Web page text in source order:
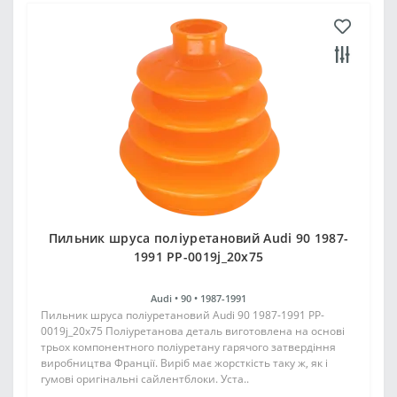
Пильник шруса поліуретановий Audi 90 1987-
1991 PP-0019j_20x75
Audi • 90 • 1987-1991
Пильник шруса поліуретановий Audi 90 1987-1991 PP-
0019j_20x75 Поліуретанова деталь виготовлена на основі
трьох компонентного поліуретану гарячого затвердіння
виробництва Франції. Виріб має жорсткість таку ж, як і
гумові оригінальні сайлентблоки. Уста..